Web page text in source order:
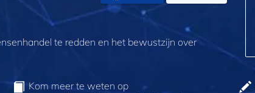
te redden en het bewustzijn over
Kom meer te weten op